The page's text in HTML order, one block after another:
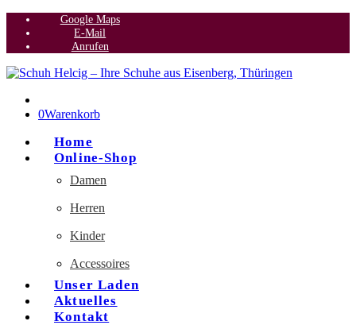
Google Maps
E-Mail
Anrufen
0Warenkorb
Home
Online-Shop
Damen
Herren
Kinder
Accessoires
Unser Laden
Aktuelles
Kontakt